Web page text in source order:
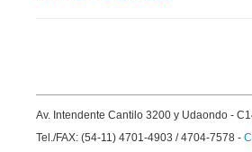
Av. Intendente Cantilo 3200 y Udaondo -
Tel./FAX: (54-11) 4701-4903 / 4704-7578 -